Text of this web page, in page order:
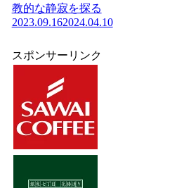
教的な静寂を探る
2023.09.162024.04.10
スポンサーリンク